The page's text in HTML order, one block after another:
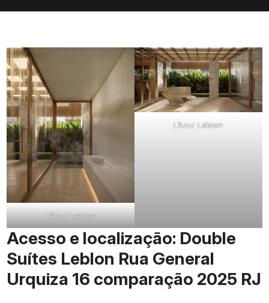
L’Azur Leblon
L’Azur Leblon
Acesso e localização: Double
Suítes Leblon Rua General
Urquiza 16 comparação 2025 RJ